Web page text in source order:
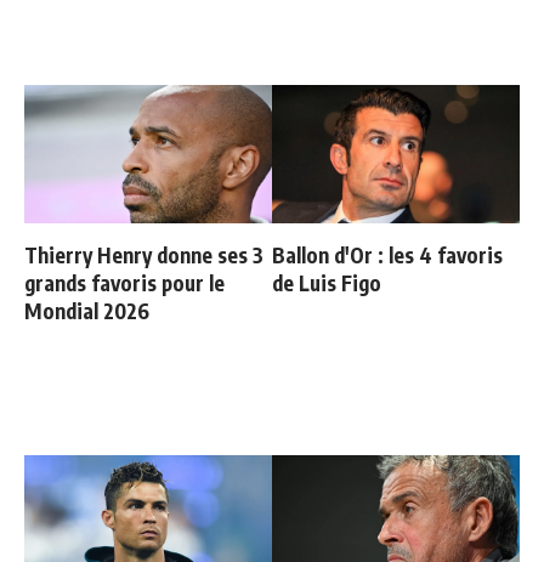
Thierry Henry donne ses 3
grands favoris pour le
Mondial 2026
Ballon d'Or : les 4 favoris
de Luis Figo